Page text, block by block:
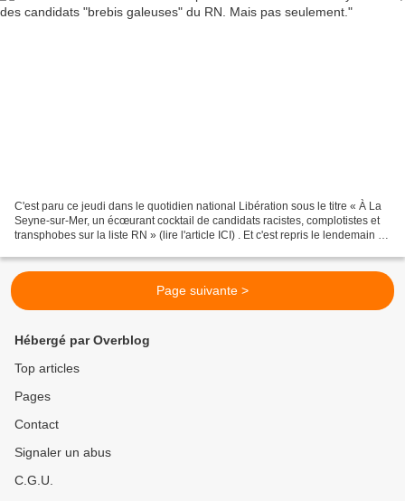
C'est paru ce jeudi dans le quotidien national Libération sous le titre « À La
Seyne-sur-Mer, un écœurant cocktail de candidats racistes, complotistes et
transphobes sur la liste RN » (lire l'article ICI) . Et c'est repris le lendemain en
Page suivante >
Hébergé par Overblog
Top articles
Pages
Contact
Signaler un abus
C.G.U.